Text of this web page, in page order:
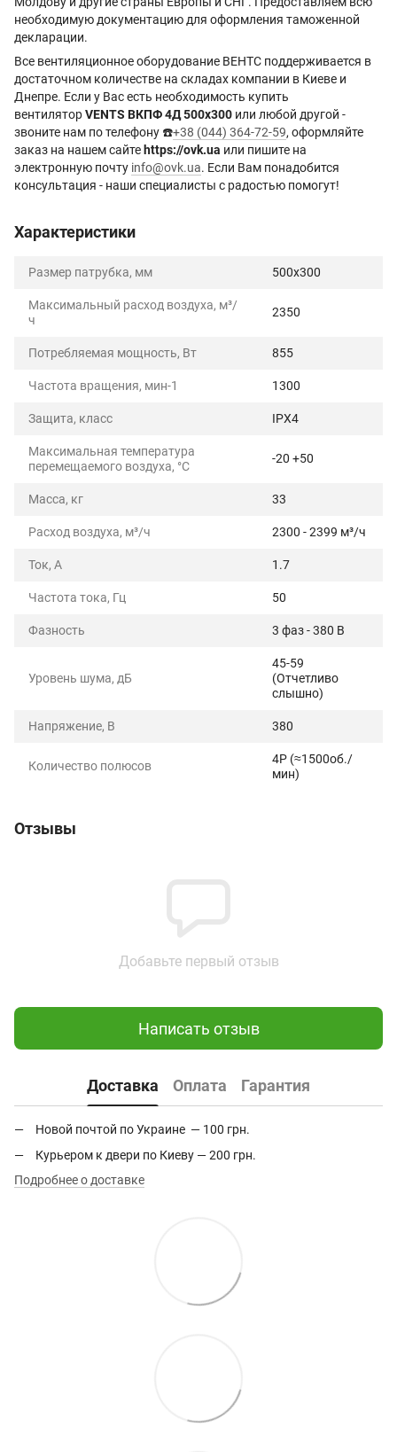
необходимую документацию для оформления таможенной
декларации.
Все вентиляционное оборудование ВЕНТС поддерживается в
достаточном количестве на складах компании в Киеве и
Днепре. Если у Вас есть необходимость купить
вентиляторVENTS ВКПФ 4Д 500x300 или любой другой -
звоните нам по телефону ☎️+38 (044) 364-72-59, оформляйте
заказ на нашем сайте https://ovk.ua или пишите на
электронную почту info@ovk.ua. Если Вам понадобится
консультация - наши специалисты с радостью помогут!
Характеристики
Размер патрубка, мм 500x300
Максимальный расход воздуха, м³/
ч
2350
Потребляемая мощность, Вт 855
Частота вращения, мин-1 1300
Защита, класс IPX4
Максимальная температура
перемещаемого воздуха, °C
-20 +50
Масса, кг 33
Расход воздуха, м³/ч 2300 - 2399 м³/ч
Ток, А 1.7
Частота тока, Гц 50
Фазность 3 фаз - 380 В
Уровень шума, дБ
45-59
(Отчетливо
слышно)
Напряжение, В 380
Количество полюсов
4P (≈1500об./
мин)
Отзывы
Добавьте первый отзыв
Написать отзыв
Доставка Оплата Гарантия
Новой почтой по Украине — 100 грн.
Курьером к двери по Киеву — 200 грн.
Подробнее о доставке